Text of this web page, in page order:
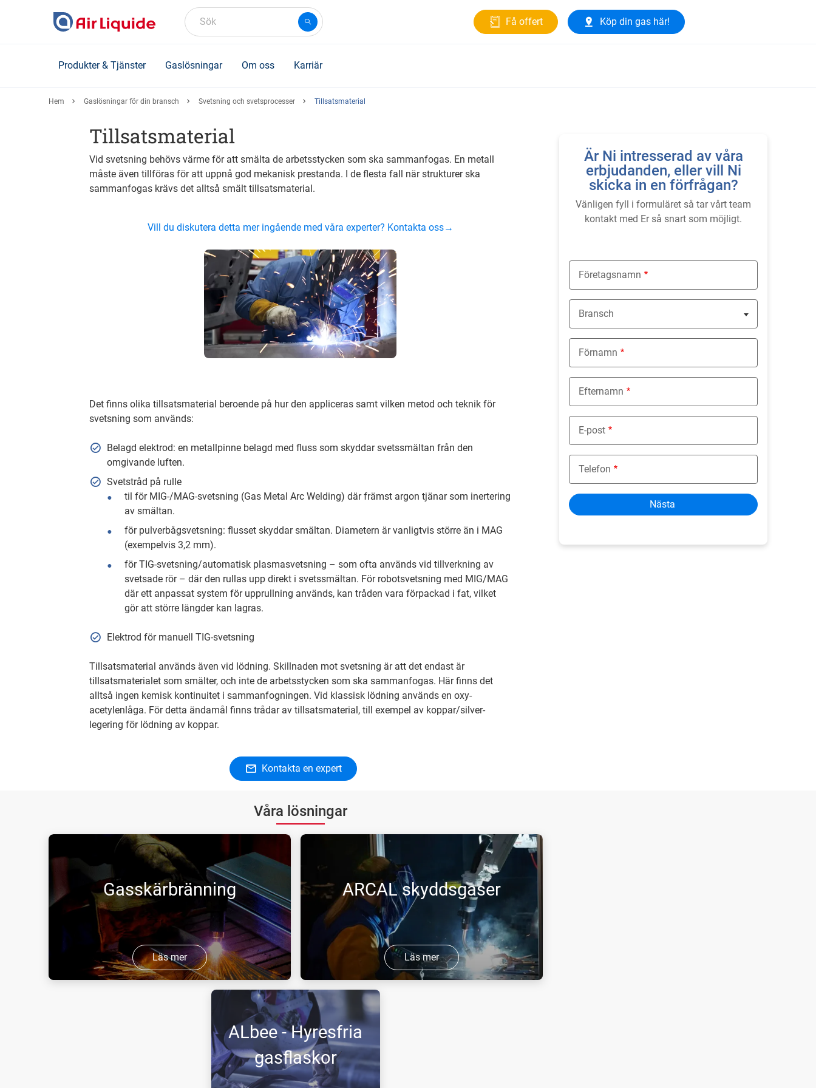
Sök Få offert Köp din gas här!
Produkter & Tjänster Gaslösningar Om oss Karriär
Hem Gaslösningar för din bransch Svetsning och svetsprocesser Tillsatsmaterial
Tillsatsmaterial
Vid svetsning behövs värme för att smälta de arbetsstycken som ska sammanfogas. En metall
måste även tillföras för att uppnå god mekanisk prestanda. I de flesta fall när strukturer ska
sammanfogas krävs det alltså smält tillsatsmaterial.
Vill du diskutera detta mer ingående med våra experter? Kontakta oss→
Det finns olika tillsatsmaterial beroende på hur den appliceras samt vilken metod och teknik för
svetsning som används:
Belagd elektrod: en metallpinne belagd med fluss som skyddar svetssmältan från den
omgivande luften.
Svetstråd på rulle
til för MIG-/MAG-svetsning (Gas Metal Arc Welding) där främst argon tjänar som inertering
av smältan.
för pulverbågsvetsning: flusset skyddar smältan. Diametern är vanligtvis större än i MAG
(exempelvis 3,2 mm).
för TIG-svetsning/automatisk plasmasvetsning – som ofta används vid tillverkning av
svetsade rör – där den rullas upp direkt i svetssmältan. För robotsvetsning med MIG/MAG
där ett anpassat system för upprullning används, kan tråden vara förpackad i fat, vilket
gör att större längder kan lagras.
Elektrod för manuell TIG-svetsning
Tillsatsmaterial används även vid lödning. Skillnaden mot svetsning är att det endast är
tillsatsmaterialet som smälter, och inte de arbetsstycken som ska sammanfogas. Här finns det
alltså ingen kemisk kontinuitet i sammanfogningen. Vid klassisk lödning används en oxy-
acetylenlåga. För detta ändamål finns trådar av tillsatsmaterial, till exempel av koppar/silver-
legering för lödning av koppar.
Kontakta en expert
Våra lösningar
Gasskärbränning
Läs mer
förbrännings-/oxidationsprocess där en väsentlig
del av energin som krävs för processen kommer
ARCAL skyddsgaser
Läs mer
Med skyddsgaserna ARCAL gör vi det enklare för
dig som svetsar att göra rätt val.
ALbee - Hyresfria
gasflaskor
Är Ni intresserad av våra
erbjudanden, eller vill Ni
skicka in en förfrågan?
Vänligen fyll i formuläret så tar vårt team
kontakt med Er så snart som möjligt.
Företagsnamn
Bransch
Nothing selected
Förnamn
Efternamn
E-post
Telefon